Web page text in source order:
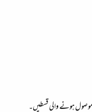
موصول ہونے والی قسطیں۔